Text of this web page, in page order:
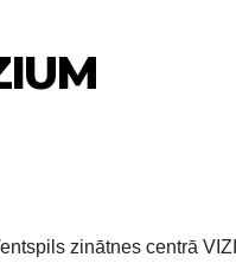
zinātnes centrā